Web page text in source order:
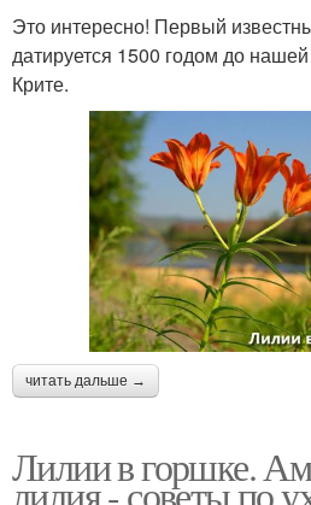
Это интересно! Первый
датируется 1500 годом до
Крите.
читать дальше →
Лилии в горшке.
лилия - советы по